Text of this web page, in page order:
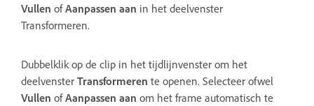
Vullen ofAanpassen aan in het deelvenster
Transformeren.
Dubbelklik op de clip in het tijdlijnvenster om het
deelvenster Transformeren te openen. Selecteer ofwel
Vullen ofAanpassen aan om het frame automatisch te